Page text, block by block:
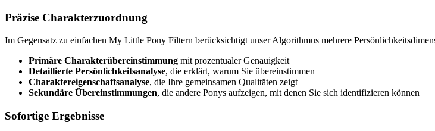
Präzise Charakterzuordnung
Im Gegensatz zu einfachen My Little Pony Filtern berücksichtigt unser Algorithmus mehrere
Primäre Charakterübereinstimmung mit prozentualer Genauigkeit
Detaillierte Persönlichkeitsanalyse, die erklärt, warum Sie übereinstimmen
Charaktereigenschaftsanalyse, die Ihre gemeinsamen Qualitäten zeigt
Sekundäre Übereinstimmungen, die andere Ponys aufzeigen, mit denen Sie sich identifizieren können
Sofortige Ergebnisse